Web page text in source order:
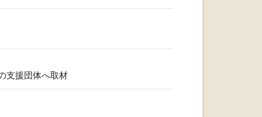
支援団体へ取材